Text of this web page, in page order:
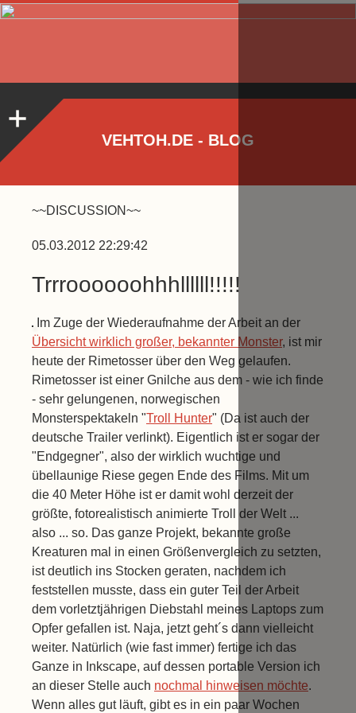
VEHTOH.DE - BLOG
~~DISCUSSION~~
05.03.2012 22:29:42
Trrroooooohhhllllll!!!!!
Im Zuge der Wiederaufnahme der Arbeit an der
Übersicht wirklich großer, bekannter Monster, ist mir
heute der Rimetosser über den Weg gelaufen.
Rimetosser ist einer Gnilche aus dem - wie ich finde
- sehr gelungenen, norwegischen
Monsterspektakeln "Troll Hunter" (Da ist auch der
deutsche Trailer verlinkt). Eigentlich ist er sogar der
"Endgegner", also der wirklich wuchtige und
übellaunige Riese gegen Ende des Films. Mit um
die 40 Meter Höhe ist er damit wohl derzeit der
größte, fotorealistisch animierte Troll der Welt ...
also ... so. Das ganze Projekt, bekannte große
Kreaturen mal in einen Größenvergleich zu setzten,
ist deutlich ins Stocken geraten, nachdem ich
feststellen musste, dass ein guter Teil der Arbeit
dem vorletztjährigen Diebstahl meines Laptops zum
Opfer gefallen ist. Naja, jetzt geht´s dann vielleicht
weiter. Natürlich (wie fast immer) fertige ich das
Ganze in Inkscape, auf dessen portable Version ich
an dieser Stelle auch nochmal hinweisen möchte.
Wenn alles gut läuft, gibt es in ein paar Wochen